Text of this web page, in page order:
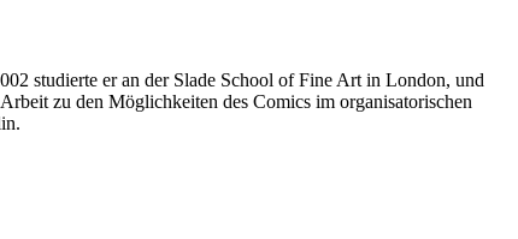
studierte er an der Slade School of Fine Art in London, und
zu den Möglichkeiten des Comics im organisatorischen